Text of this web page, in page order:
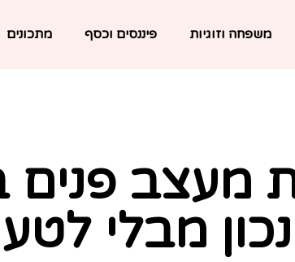
משפחה וזוגיות פיננסים וכסף מתכונים
מעצב פנים
מבלי